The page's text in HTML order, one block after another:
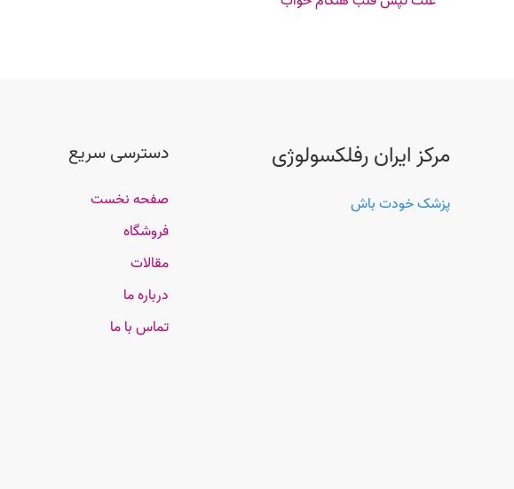
دسترسی سریع
صفحه نخست
فروشگاه
مقالات
درباره ما
تماس با ما
مرکز ایران رفلکسولوژی
پزشک خودت باش